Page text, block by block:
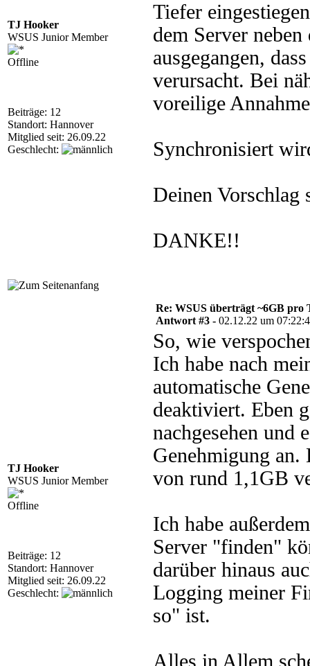
TJ Hooker
WSUS Junior Member
Offline
Beiträge: 12
Standort: Hannover
Mitglied seit: 26.09.22
Geschlecht:
Tiefer
dem Server
ausgegangen,
verursacht. Bei
voreilige
Synchronisiert
Deinen Vorschlag
DANKE!!
TJ Hooker
WSUS Junior Member
Offline
Beiträge: 12
Standort: Hannover
Mitglied seit: 26.09.22
Geschlecht:
Re: WSUS überträgt ~6GB pro
Antwort #3 - 02.12.22 um
So, wie
Ich habe nach
automatische
deaktiviert. Eben
nachgesehen und
Genehmigung an.
von rund 1,1GB
Ich habe
Server "finden"
darüber hinaus
Logging meiner
so" ist.
Alles in Allem